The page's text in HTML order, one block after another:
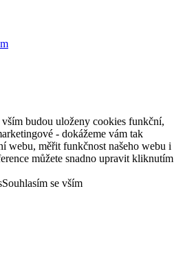
budou uloženy cookies funkční,
- dokážeme vám tak
webu, měřit funkčnost našeho webu i
můžete snadno upravit kliknutím
Souhlasím se vším